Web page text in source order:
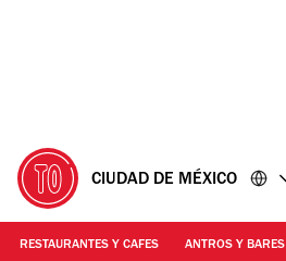
CIUDAD DE MÉXICO
RESTAURANTES Y CAFES ANTROS Y BARES
Foto: Alejandra Carbajal